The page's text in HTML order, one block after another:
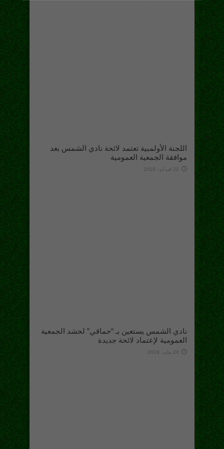
اللجنة الأولمبية تعتمد لائحة نادي الشمس بعد
موافقة الجمعية العمومية
22 فبراير، 2019
نادي الشمس يستعين بـ “حماقي” لحشد الجمعية
العمومية لإعتماد لائحة جديدة
20 يناير، 2019